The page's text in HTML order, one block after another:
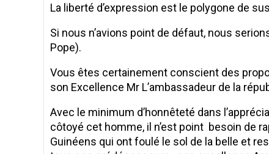
La liberté d’expression est le polygone de
Si nous n’avions point de défaut, nous
Pope).
Vous êtes certainement conscient des
son Excellence Mr L’ambassadeur de la
Avec le minimum d’honnêteté dans
côtoyé cet homme, il n’est point besoin de
Guinéens qui ont foulé le sol de la belle et